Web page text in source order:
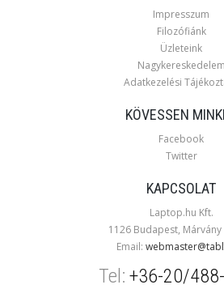
Impresszum
Filozófiánk
Üzleteink
Nagykereskedelem
Adatkezelési
KÖVESSEN
Facebook
Twitter
KAPCSOLAT
Laptop.hu Kft.
1126 Budapest, Márvány
Email:
Tel: +36-20/